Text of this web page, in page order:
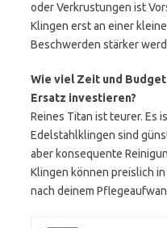
oder Verkrustungen ist
Klingen erst an einer
Beschwerden stärker
Wie viel Zeit und
Ersatz investieren?
Reines Titan ist teurer. Es
Edelstahlklingen sind
aber konsequente
Klingen können preislich
nach deinem